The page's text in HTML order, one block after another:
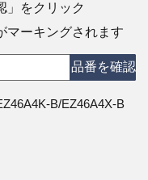
」をクリック
マーキングされます
品番を確認
B/EZ46A4X-B